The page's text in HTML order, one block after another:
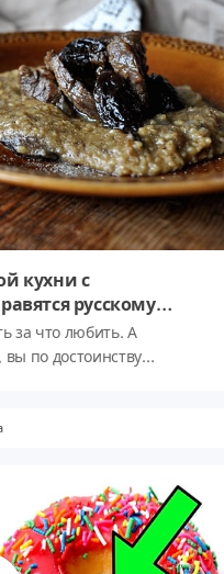
бы
кухни с
русскому
за что любить. А
по достоинству